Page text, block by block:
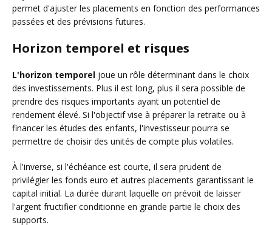
permet d'ajuster les placements en fonction des performances
passées et des prévisions futures.
Horizon temporel et risques
L'horizon temporel joue un rôle déterminant dans le choix
des investissements. Plus il est long, plus il sera possible de
prendre des risques importants ayant un potentiel de
rendement élevé. Si l'objectif vise à préparer la retraite ou à
financer les études des enfants, l'investisseur pourra se
permettre de choisir des unités de compte plus volatiles.
À l'inverse, si l'échéance est courte, il sera prudent de
privilégier les fonds euro et autres placements garantissant le
capital initial. La durée durant laquelle on prévoit de laisser
l'argent fructifier conditionne en grande partie le choix des
supports.